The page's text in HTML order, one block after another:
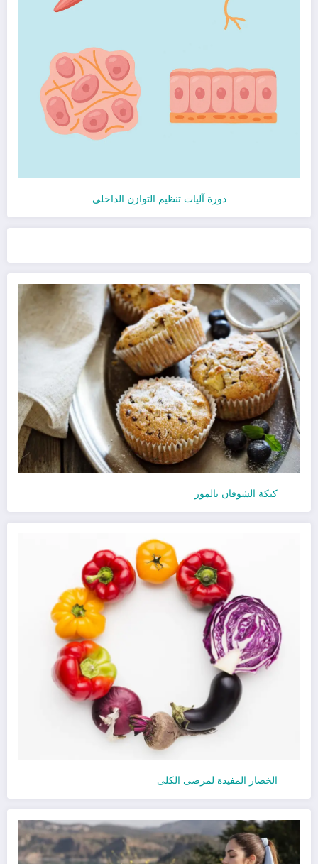
دورة آليات تنظيم التوازن الداخلي
كيكة الشوفان بالموز
الخضار المفيدة لمرضى الكلى